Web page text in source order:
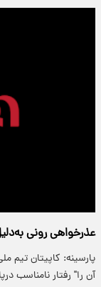
عذرخواهی رونی
پارسینه: کاپیتان تیم
آن را" رفتار نامناسب